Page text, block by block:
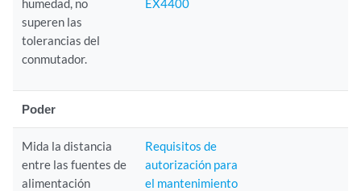
humedad, no
superen las
tolerancias del
conmutador.
EX4400
Poder
Mida la distancia
entre las fuentes de
alimentación
Requisitos de
autorización para
el mantenimiento